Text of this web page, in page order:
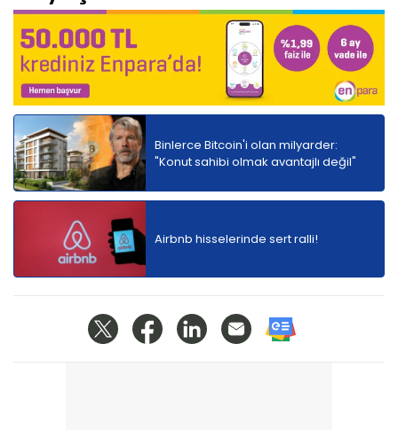
Binlerce Bitcoin'i olan milyarder:
"Konut sahibi olmak avantajlı değil"
Airbnb hisselerinde sert ralli!